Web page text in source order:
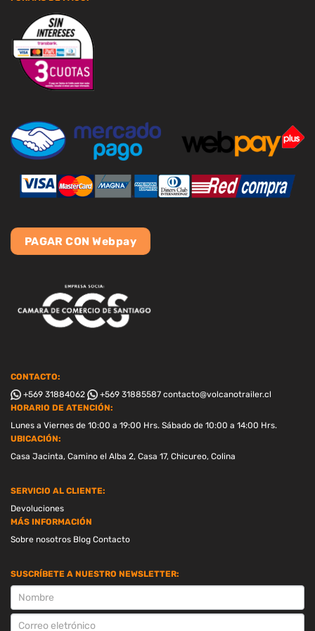
PAGAR CON Webpay
CONTACTO:
+569 31884062
+569 31885587 contacto@volcanotrailer.cl
HORARIO DE ATENCIÓN:
Lunes a Viernes de 10:00 a 19:00 Hrs. Sábado de 10:00 a 14:00 Hrs.
UBICACIÓN:
Casa Jacinta, Camino el Alba 2, Casa 17, Chicureo, Colina
SERVICIO AL CLIENTE:
Devoluciones
MÁS INFORMACIÓN
Sobre nosotros Blog Contacto
SUSCRÍBETE A NUESTRO NEWSLETTER:
SUSCRIPCION